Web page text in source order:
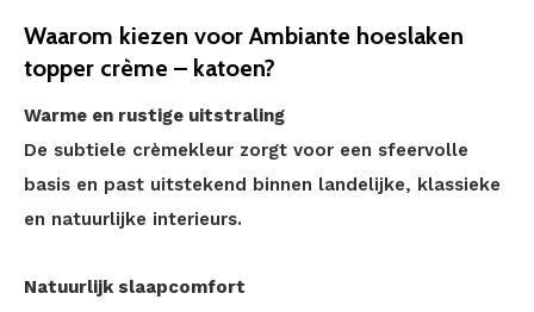
Waarom kiezen voor Ambiante hoeslaken
topper crème – katoen?
Warme en rustige uitstraling
De subtiele crèmekleur zorgt voor een sfeervolle
basis en past uitstekend binnen landelijke, klassieke
en natuurlijke interieurs.
Natuurlijk slaapcomfort